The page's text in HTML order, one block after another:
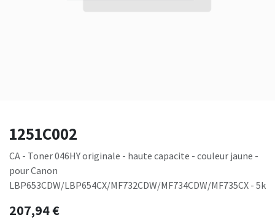
1251C002
CA - Toner 046HY originale - haute capacite - couleur jaune -
pour Canon
LBP653CDW/LBP654CX/MF732CDW/MF734CDW/MF735CX - 5k
207,94€